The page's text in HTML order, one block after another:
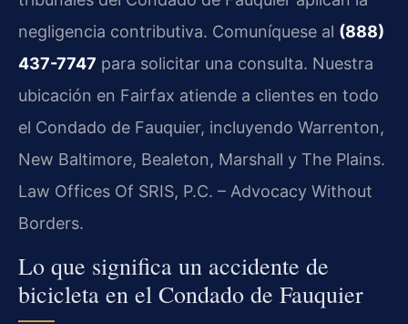
negligencia contributiva. Comuníquese al (888)
437-7747 para solicitar una consulta. Nuestra
ubicación en Fairfax atiende a clientes en todo
el Condado de Fauquier, incluyendo Warrenton,
New Baltimore, Bealeton, Marshall y The Plains.
Law Offices Of SRIS, P.C. – Advocacy Without
Borders.
Lo que significa un accidente de
bicicleta en el Condado de Fauquier